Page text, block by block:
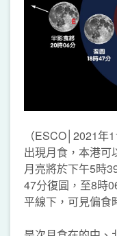
（ESCO│2021
出現月食，本港可
月亮將於下午5時
47分復圓，至8時
平線下，可見偏食